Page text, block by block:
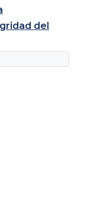
del